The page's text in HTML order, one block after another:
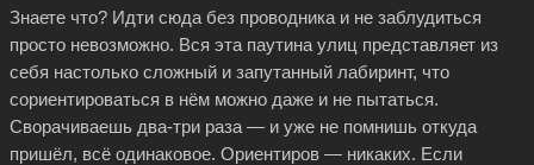
Знаете что? Идти сюда без проводника и не заблудиться
просто невозможно. Вся эта паутина улиц представляет из
себя настолько сложный и запутанный лабиринт, что
сориентироваться в нём можно даже и не пытаться.
Сворачиваешь два-три раза — и уже не помнишь откуда
пришёл, всё одинаковое. Ориентиров — никаких. Если